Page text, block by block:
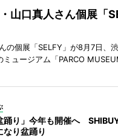
山口真人さん個展「
の個展「SELFY」が8月7日、
ミュージアム「PARCO
踊り」今年も開催へ
なり盆踊り